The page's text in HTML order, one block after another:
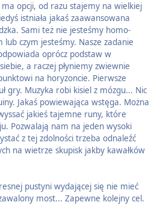
opcji, od razu stajemy na wielkiej
istniała jakaś zaawansowana
Sami też nie jesteśmy homo-
lub czym jesteśmy. Nasze zadanie
oprócz podstaw w
a raczej płyniemy zwiewnie
na horyzoncie. Pierwsze
gry. Muzyka robi kisiel z mózgu... Nic
Jakaś powiewająca wstęga. Można
jakieś tajemne runy, które
Pozwalają nam na jeden wysoki
z tej zdolności trzeba odnaleźć
na wietrze skupisk jakby kawałków
pustyni wydającej się nie mieć
most... Zapewne kolejny cel.